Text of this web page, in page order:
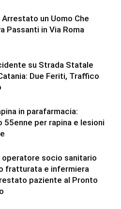
Arrestato un Uomo Che
Passanti in Via Roma
su Strada Statale
Due Feriti, Traffico
in parafarmacia:
55enne per rapina e lesioni
operatore socio sanitario
fratturata e infermiera
paziente al Pronto